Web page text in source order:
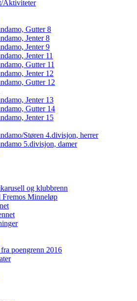
Aktiviteter
Gutter 8
Jenter 8
Jenter 9
Jenter 11
Gutter 11
Jenter 12
Gutter 12
Jenter 13
Gutter 14
Jenter 15
Støren 4.divisjon, herrer
5.divisjon, damer
og klubbrenn
Fremos Minneløp
poengrenn 2016